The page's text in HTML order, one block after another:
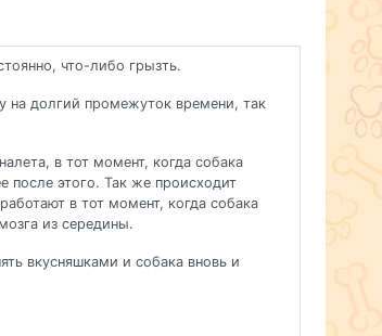
что-либо грызть.
на долгий промежуток времени, так
в тот момент, когда собака
после этого. Так же происходит
в тот момент, когда собака
из середины.
вкусняшками и собака вновь и